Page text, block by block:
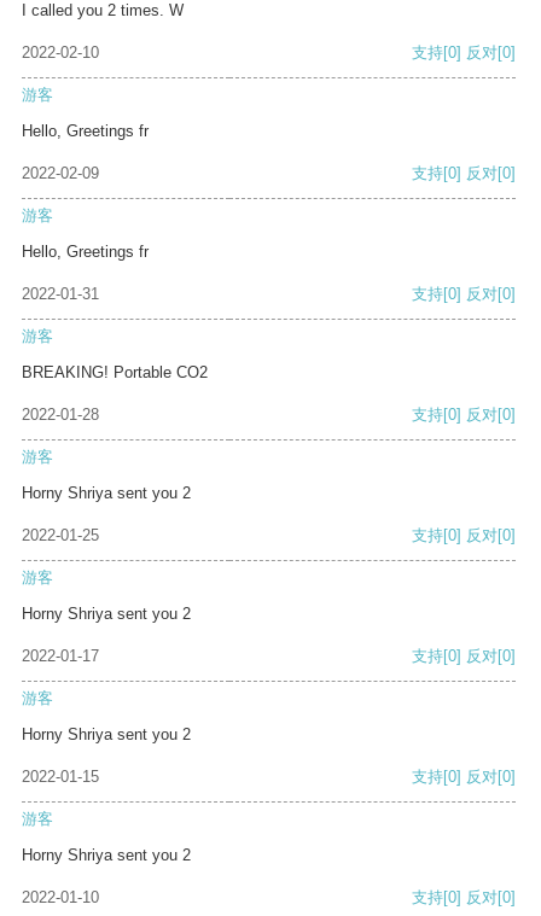
I called you 2 times. W
2022-02-10 支持[0] 反对[0]
游客
Hello, Greetings fr
2022-02-09 支持[0] 反对[0]
游客
Hello, Greetings fr
2022-01-31 支持[0] 反对[0]
游客
BREAKING! Portable CO2
2022-01-28 支持[0] 反对[0]
游客
Horny Shriya sent you 2
2022-01-25 支持[0] 反对[0]
游客
Horny Shriya sent you 2
2022-01-17 支持[0] 反对[0]
游客
Horny Shriya sent you 2
2022-01-15 支持[0] 反对[0]
游客
Horny Shriya sent you 2
2022-01-10 支持[0] 反对[0]